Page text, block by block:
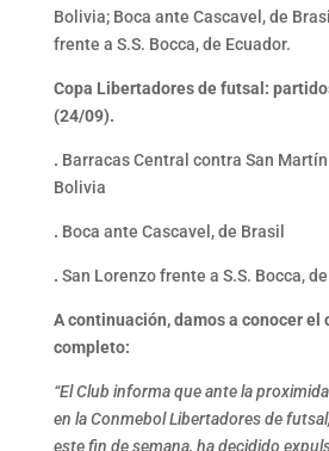
Bolivia; Boca ante Cascavel, de
frente a S.S. Bocca, de Ecuador.
Copa Libertadores de futsal:
(24/09).
. Barracas Central contra San
Bolivia
. Boca ante Cascavel, de Brasil
. San Lorenzo frente a S.S. Bocca,
A continuación, damos a conocer el
completo:
“El Club informa que ante la
en la Conmebol Libertadores de
este fin de semana, ha decidido